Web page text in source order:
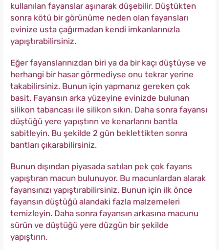
kullanılan fayanslar aşınarak düşebilir. Düştükten
sonra kötü bir görünüme neden olan fayansları
evinize usta çağırmadan kendi imkanlarınızla
yapıştırabilirsiniz.
Eğer fayanslarınızdan biri ya da bir kaçı düştüyse ve
herhangi bir hasar görmediyse onu tekrar yerine
takabilirsiniz. Bunun için yapmanız gereken çok
basit. Fayansın arka yüzeyine evinizde bulunan
silikon tabancası ile silikon sıkın. Daha sonra fayansı
düştüğü yere yapıştırın ve kenarlarını bantla
sabitleyin. Bu şekilde 2 gün beklettikten sonra
bantları çıkarabilirsiniz.
Bunun dışından piyasada satılan pek çok fayans
yapıştıran macun bulunuyor. Bu macunlardan alarak
fayansınızı yapıştırabilirsiniz. Bunun için ilk önce
fayansın düştüğü alandaki fazla malzemeleri
temizleyin. Daha sonra fayansın arkasına macunu
sürün ve düştüğü yere düzgün bir şekilde
yapıştırın.